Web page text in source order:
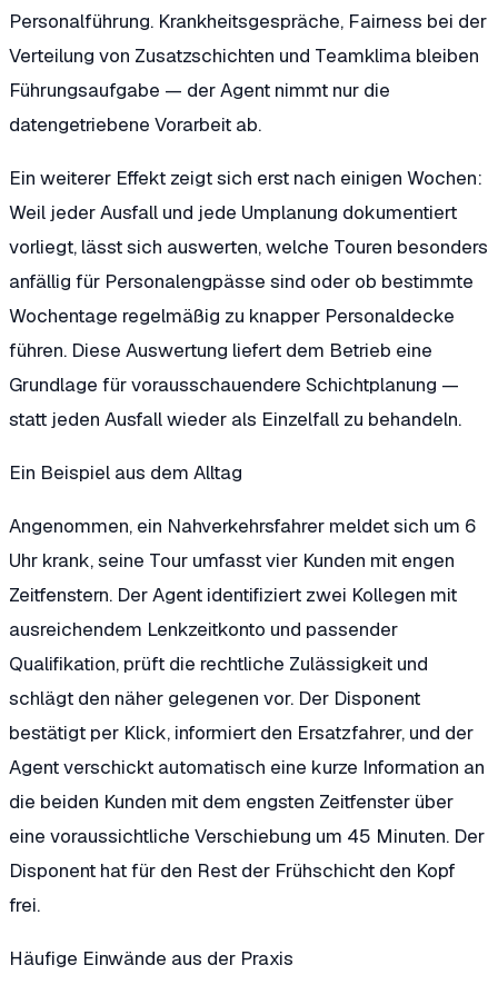
Personalführung. Krankheitsgespräche, Fairness bei der
Verteilung von Zusatzschichten und Teamklima bleiben
Führungsaufgabe — der Agent nimmt nur die
datengetriebene Vorarbeit ab.
Ein weiterer Effekt zeigt sich erst nach einigen Wochen:
Weil jeder Ausfall und jede Umplanung dokumentiert
vorliegt, lässt sich auswerten, welche Touren besonders
anfällig für Personalengpässe sind oder ob bestimmte
Wochentage regelmäßig zu knapper Personaldecke
führen. Diese Auswertung liefert dem Betrieb eine
Grundlage für vorausschauendere Schichtplanung —
statt jeden Ausfall wieder als Einzelfall zu behandeln.
Ein Beispiel aus dem Alltag
Angenommen, ein Nahverkehrsfahrer meldet sich um 6
Uhr krank, seine Tour umfasst vier Kunden mit engen
Zeitfenstern. Der Agent identifiziert zwei Kollegen mit
ausreichendem Lenkzeitkonto und passender
Qualifikation, prüft die rechtliche Zulässigkeit und
schlägt den näher gelegenen vor. Der Disponent
bestätigt per Klick, informiert den Ersatzfahrer, und der
Agent verschickt automatisch eine kurze Information an
die beiden Kunden mit dem engsten Zeitfenster über
eine voraussichtliche Verschiebung um 45 Minuten. Der
Disponent hat für den Rest der Frühschicht den Kopf
frei.
Häufige Einwände aus der Praxis